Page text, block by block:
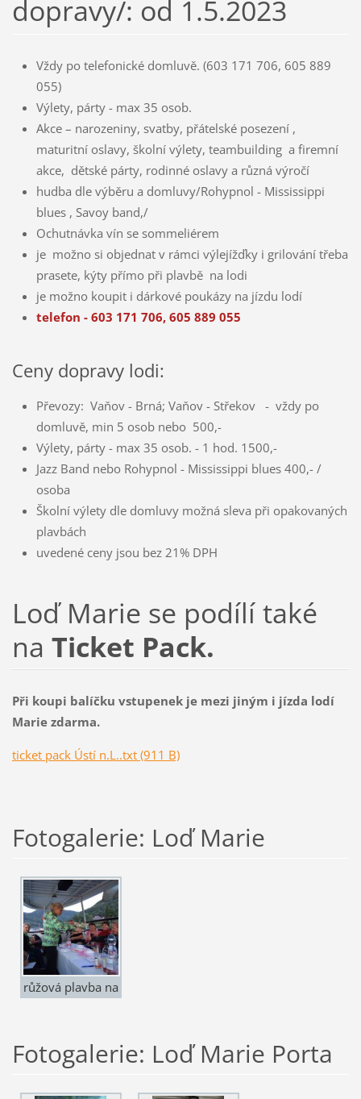
dopravy/: od 1.5.2023
Vždy po telefonické domluvě. (603 171 706, 605 889
055)
Výlety, párty - max 35 osob.
Akce – narozeniny, svatby, přátelské posezení ,
maturitní oslavy, školní výlety, teambuilding a firemní
akce, dětské párty, rodinné oslavy a různá výročí
hudba dle výběru a domluvy/Rohypnol - Mississippi
blues , Savoy band,/
Ochutnávka vín se sommeliérem
je možno si objednat v rámci výlejížďky i grilování třeba
prasete, kýty přímo při plavbě na lodi
je možno koupit i dárkové poukázy na jízdu lodí
telefon - 603 171 706, 605 889 055
Ceny dopravy lodi:
Převozy: Vaňov - Brná; Vaňov - Střekov - vždy po
domluvě, min 5 osob nebo 500,-
Výlety, párty - max 35 osob. - 1 hod. 1500,-
Jazz Band nebo Rohypnol - Mississippi blues 400,- /
osoba
Školní výlety dle domluvy možná sleva při opakovaných
plavbách
uvedené ceny jsou bez 21% DPH
Loď Marie se podílí také
na Ticket Pack.
Při koupi balíčku vstupenek je mezi jiným i jízda lodí
Marie zdarma.
ticket pack Ústí n.L..txt (911 B)
Fotogalerie: Loď Marie
růžová plavba na
Fotogalerie: Loď Marie Porta